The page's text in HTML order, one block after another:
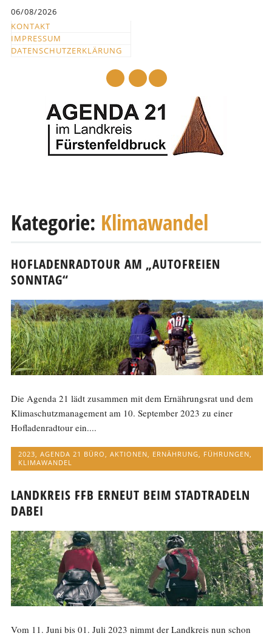
springen
06/08/2026
KONTAKT
IMPRESSUM
DATENSCHUTZERKLÄRUNG
zum
Kategorie: Klimawandel
HOFLADENRADTOUR AM „AUTOFREIEN
SONNTAG“
Die Agenda 21 lädt zusammen mit dem Ernährungsrat und dem
Klimaschutzmanagement am 10. September 2023 zu einer
Hofladenradtour ein....
2023,AGENDA 21 BÜRO,AKTIONEN, ERNÄHRUNG, FÜHRUNGEN,
KLIMAWANDEL
LANDKREIS FFB ERNEUT BEIM STADTRADELN
DABEI
Vom 11. Juni bis 01. Juli 2023 nimmt der Landkreis nun schon